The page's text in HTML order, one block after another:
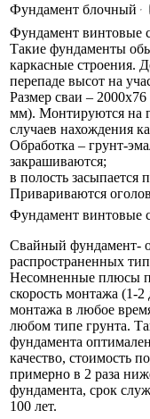
Фундамент блочный
Фундамент винтовые
Такие фундаменты
каркасные строения.
перепаде высот на
Размер сваи –
мм). Монтируются на
случаев нахождения
Обработка – грунт-
закрашиваются;
в полость засыпается
Привариваются
Фундамент винтовые
Свайный фундамент-
распространенных
Несомненные плюсы
скорость монтажа (1-
монтажа в любое
любом типе грунта.
фундамента
качество, стоимость
примерно в 2 раза
фундамента, срок
100 лет.